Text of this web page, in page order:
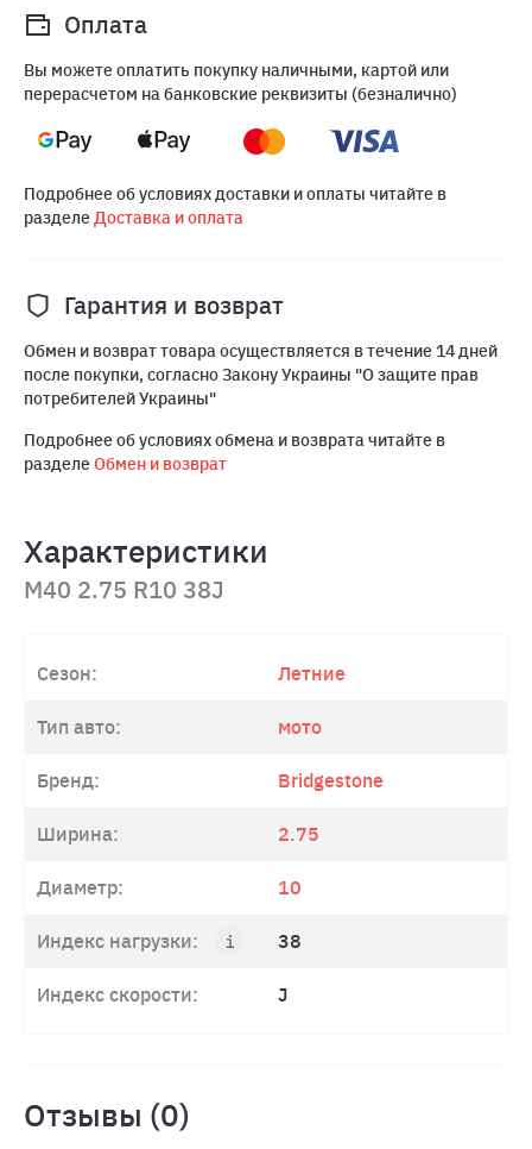
Оплата
Вы можете оплатить покупку наличными, картой или
перерасчетом на банковские реквизиты (безналично)
Подробнее об условиях доставки и оплаты читайте в
разделеДоставка и оплата
Гарантия и возврат
Обмен и возврат товара осуществляется в течение 14 дней
после покупки, согласно Закону Украины "О защите прав
потребителей Украины"
Подробнее об условиях обмена и возврата читайте в
разделеОбмен и возврат
Характеристики
M40 2.75 R10 38J
Сезон: Летние
Тип авто: мото
Бренд: Bridgestone
Ширина: 2.75
Диаметр: 10
Индекс нагрузки: 38
Индекс скорости: J
Отзывы (0)